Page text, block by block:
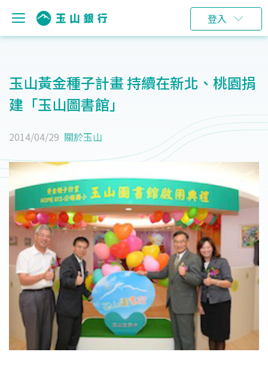
登入
玉山黃金種子計畫 持續在新北、桃園捐
建「玉山圖書館」
2014/04/29 關於玉山